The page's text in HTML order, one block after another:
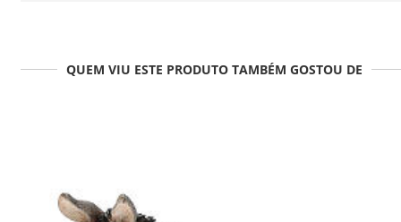
QUEM VIU ESTE PRODUTO TAMBÉM GOSTOU DE